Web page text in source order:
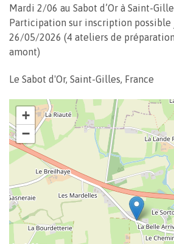
Mardi 2/06 au Sabot d’Or à Saint-
Participation sur inscription possible
26/05/2026 (4 ateliers de
amont)
Le Sabot d'Or, Saint-Gilles, France
+
−